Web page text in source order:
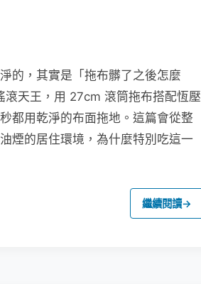
的，其實是「拖布髒了之後怎麼
天王，用 27cm 滾筒拖布搭配恆壓
都用乾淨的布面拖地。這篇會從整
煙的居住環境，為什麼特別吃這一
繼續閱讀→